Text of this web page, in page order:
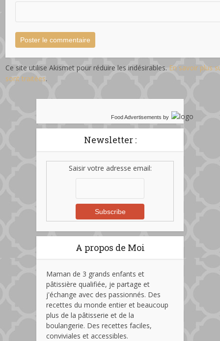
Ce site utilise Akismet pour réduire les indésirables. En savoir plus
sont traitées.
Food Advertisements by
Newsletter :
Saisir votre adresse email:
A propos de Moi
Maman de 3 grands enfants et
pâtissière qualifiée, je partage et
j'échange avec des passionnés. Des
recettes du monde entier et beaucoup
plus de la pâtisserie et de la
boulangerie. Des recettes faciles,
conviviales et accessibles.